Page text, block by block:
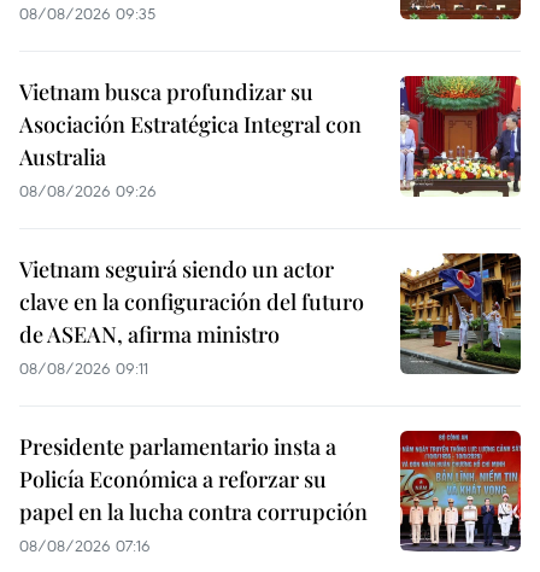
08/08/2026 09:35
Vietnam busca profundizar su
Asociación Estratégica Integral con
Australia
08/08/2026 09:26
Vietnam seguirá siendo un actor
clave en la configuración del futuro
de ASEAN, afirma ministro
08/08/2026 09:11
Presidente parlamentario insta a
Policía Económica a reforzar su
papel en la lucha contra corrupción
08/08/2026 07:16